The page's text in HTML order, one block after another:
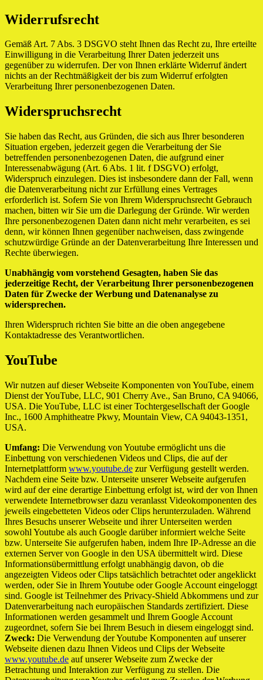
Widerrufsrecht
Gemäß Art. 7 Abs. 3 DSGVO steht Ihnen das Recht zu, Ihre erteilte
Einwilligung in die Verarbeitung Ihrer Daten jederzeit uns
gegenüber zu widerrufen. Der von Ihnen erklärte Widerruf ändert
nichts an der Rechtmäßigkeit der bis zum Widerruf erfolgten
Verarbeitung Ihrer personenbezogenen Daten.
Widerspruchsrecht
Sie haben das Recht, aus Gründen, die sich aus Ihrer besonderen
Situation ergeben, jederzeit gegen die Verarbeitung der Sie
betreffenden personenbezogenen Daten, die aufgrund einer
Interessenabwägung (Art. 6 Abs. 1 lit. f DSGVO) erfolgt,
Widerspruch einzulegen. Dies ist insbesondere dann der Fall, wenn
die Datenverarbeitung nicht zur Erfüllung eines Vertrages
erforderlich ist. Sofern Sie von Ihrem Widerspruchsrecht Gebrauch
machen, bitten wir Sie um die Darlegung der Gründe. Wir werden
Ihre personenbezogenen Daten dann nicht mehr verarbeiten, es sei
denn, wir können Ihnen gegenüber nachweisen, dass zwingende
schutzwürdige Gründe an der Datenverarbeitung Ihre Interessen und
Rechte überwiegen.
Unabhängig vom vorstehend Gesagten, haben Sie das
jederzeitige Recht, der Verarbeitung Ihrer personenbezogenen
Daten für Zwecke der Werbung und Datenanalyse zu
widersprechen.
Ihren Widerspruch richten Sie bitte an die oben angegebene
Kontaktadresse des Verantwortlichen.
YouTube
Wir nutzen auf dieser Webseite Komponenten von YouTube, einem
Dienst der YouTube, LLC, 901 Cherry Ave., San Bruno, CA 94066,
USA. Die YouTube, LLC ist einer Tochtergesellschaft der Google
Inc., 1600 Amphitheatre Pkwy, Mountain View, CA 94043-1351,
USA.
Umfang: Die Verwendung von Youtube ermöglicht uns die
Einbettung von verschiedenen Videos und Clips, die auf der
Internetplattform www.youtube.de zur Verfügung gestellt werden.
Nachdem eine Seite bzw. Unterseite unserer Webseite aufgerufen
wird auf der eine derartige Einbettung erfolgt ist, wird der von Ihnen
verwendete Internetbrowser dazu veranlasst Videokomponenten des
jeweils eingebetteten Videos oder Clips herunterzuladen. Während
Ihres Besuchs unserer Webseite und ihrer Unterseiten werden
sowohl Youtube als auch Google darüber informiert welche Seite
bzw. Unterseite Sie aufgerufen haben, indem Ihre IP-Adresse an die
externen Server von Google in den USA übermittelt wird. Diese
Informationsübermittlung erfolgt unabhängig davon, ob die
angezeigten Videos oder Clips tatsächlich betrachtet oder angeklickt
werden, oder Sie in Ihrem Youtube oder Google Account eingeloggt
sind. Google ist Teilnehmer des Privacy-Shield Abkommens und zur
Datenverarbeitung nach europäischen Standards zertifiziert. Diese
Informationen werden gesammelt und Ihrem Google Account
zugeordnet, sofern Sie bei Ihrem Besuch in diesem eingeloggt sind.
Zweck: Die Verwendung der Youtube Komponenten auf unserer
Webseite dienen dazu Ihnen Videos und Clips der Webseite
www.youtube.de auf unserer Webseite zum Zwecke der
Betrachtung und Interaktion zur Verfügung zu stellen. Die